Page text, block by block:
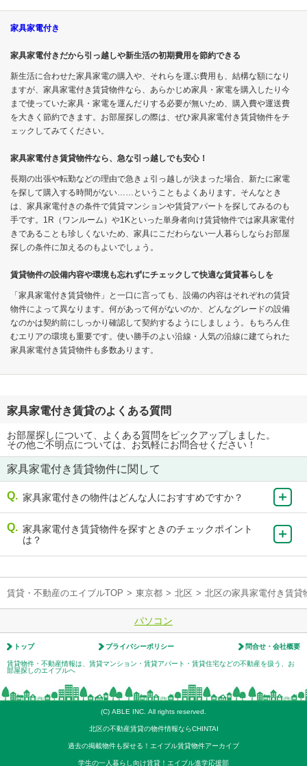
家具家電付き
家具家電付きだから引っ越しや新生活の初期費用を節約できる
新生活に合わせた家具家電の購入や、それらを運ぶ費用も、結構な額になり
ますが、家具家電付き賃貸物件なら、あらかじめ家具・家電を購入したり今
まで使っていた家具・家電を運んだりする必要が無いため、購入費や運送費
を大きく節約できます。お部屋探しの際は、ぜひ家具家電付き賃貸物件をチ
ェックしてみてください。
家具家電付き賃貸物件なら、急な引っ越しでも安心！
長期の出張や転勤などの理由で急きょ引っ越しが決まった場合、新たに家電
を探して購入する時間がない……ということもよくあります。そんなとき
は、家具家電付きの条件で賃貸マンションや賃貸アパートを探してみるのも
手です。1R（ワンルーム）や1Kといった単身者向け賃貸物件では家具家電付
きであることも珍しくないため、家具にこだわらない一人暮らしならお部屋
探しの条件に加えるのもよいでしょう。
賃貸物件の設備内容や環境も忘れずにチェックして快適な賃貸暮らしを
「家具家電付き賃貸物件」と一口に言っても、設備の内容はそれぞれの賃貸
物件によって異なります。何があって何がないのか、どんなグレードの設備
なのかは契約前にしっかり確認して契約するようにしましょう。もちろん住
むエリアの環境も重要です。使い勝手のよい沿線・人気の沿線に建てられた
家具家電付き賃貸物件も多数あります。
家具家電付き賃貸のよくある質問
お部屋探しについて、よくある質問をピックアップしました。
その他ご不明点については、お気軽にお問合せください！
家具家電付き賃貸物件に関して
家具家電付きの物件はどんな人におすすめですか？
家具家電付き賃貸物件を探すときのチェックポイント
は？
賃貸・不動産のエイブルTOP > 東京都 > 北区 > 北区の家具家電付き賃貸
パソコン
トップ プライバシーポリシー 問合せ・会社概要
賃貸物件・不動産情報は、賃貸マンション・賃貸アパート・賃貸住宅などの不動産を扱う、お
部屋探しのエイブルへ
(C) ABLE INC. All rights reserved.
北区の不動産賃貸の物件情報ならCHINTAI
過去の掲載物件も探せる！エイブル賃貸物件アーカイブ
学生の一人暮らし向け賃貸！エイブル進学応援部